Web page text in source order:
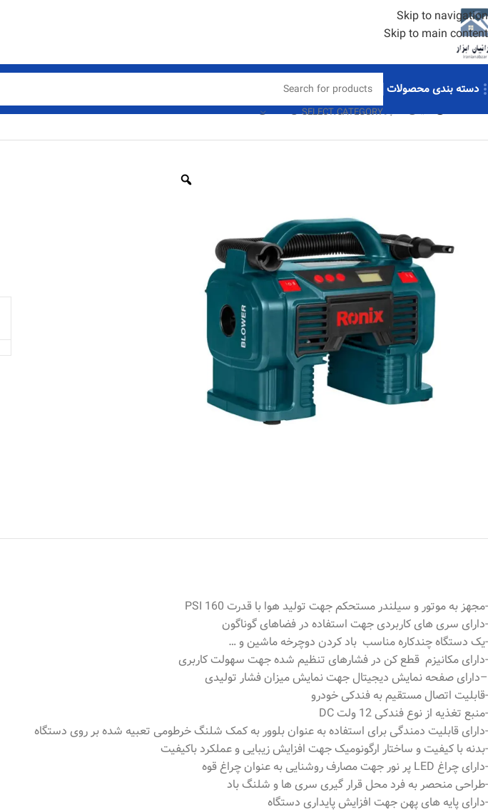
Skip to navigation
Skip to main content
دسته بندی محصولات
SELECT CATEGORY
مینی کمپرسور سه کاره دیجیتال فندکی DC RH-4260
-مجهز به موتور و سیلندر مستحکم جهت تولید هوا با قدرت PSI 160
-دارای سری های کاربردی جهت استفاده در فضاهای گوناگون
-یک دستگاه چندکاره مناسب باد کردن دوچرخه ماشین و …
-دارای مکانیزم قطع کن در فشارهای تنظیم شده جهت سهولت کاربری
–دارای صفحه نمایش دیجیتال جهت نمایش میزان فشار تولیدی
-قابلیت اتصال مستقیم به فندکی خودرو
-منبع تغذیه از نوع فندکی 12 ولت DC
-دارای قابلیت دمندگی برای استفاده به عنوان بلوور به کمک شلنگ خرطومی تعبیه شده بر روی دستگاه
-بدنه با کیفیت و ساختار ارگونومیک جهت افزایش زیبایی و عملکرد باکیفیت
-دارای چراغ LED پر نور جهت مصارف روشنایی به عنوان چراغ قوه
-طراحی منحصر به فرد محل قرار گیری سری ها و شلنگ باد
-دارای پایه های پهن جهت افزایش پایداری دستگاه